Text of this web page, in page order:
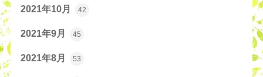
2021年10月 42
2021年9月 45
2021年8月 53